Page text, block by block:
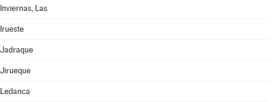
Inviernas, Las
Irueste
Jadraque
Jirueque
Ledanca